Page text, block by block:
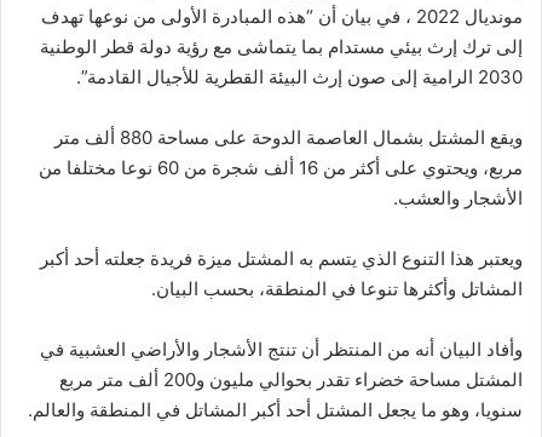
مونديال 2022 ، في بيان أن “هذه المبادرة الأولى من نوعها تهدف
إلى ترك إرث بيئي مستدام بما يتماشى مع رؤية دولة قطر الوطنية
2030 الرامية إلى صون إرث البيئة القطرية للأجيال القادمة”.
ويقع المشتل بشمال العاصمة الدوحة على مساحة 880 ألف متر
مربع، ويحتوي على أكثر من 16 ألف شجرة من 60 نوعا مختلفا من
الأشجار والعشب.
ويعتبر هذا التنوع الذي يتسم به المشتل ميزة فريدة جعلته أحد أكبر
المشاتل وأكثرها تنوعا في المنطقة، بحسب البيان.
وأفاد البيان أنه من المنتظر أن تنتج الأشجار والأراضي العشبية في
المشتل مساحة خضراء تقدر بحوالي مليون و200 ألف متر مربع
سنويا، وهو ما يجعل المشتل أحد أكبر المشاتل في المنطقة والعالم.